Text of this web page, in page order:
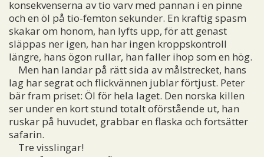
konsekvenserna av tio varv med pannan i en pinne
och en öl på tio-femton sekunder. En kraftig spasm
skakar om honom, han lyfts upp, för att genast
släppas ner igen, han har ingen kroppskontroll
längre, hans ögon rullar, han faller ihop som en hög.
Men han landar på rätt sida av målstrecket, hans
lag har segrat och flickvännen jublar förtjust. Peter
bär fram priset: Öl för hela laget. Den norska killen
ser under en kort stund totalt oförstående ut, han
ruskar på huvudet, grabbar en flaska och fortsätter
safarin.
Tre visslingar!